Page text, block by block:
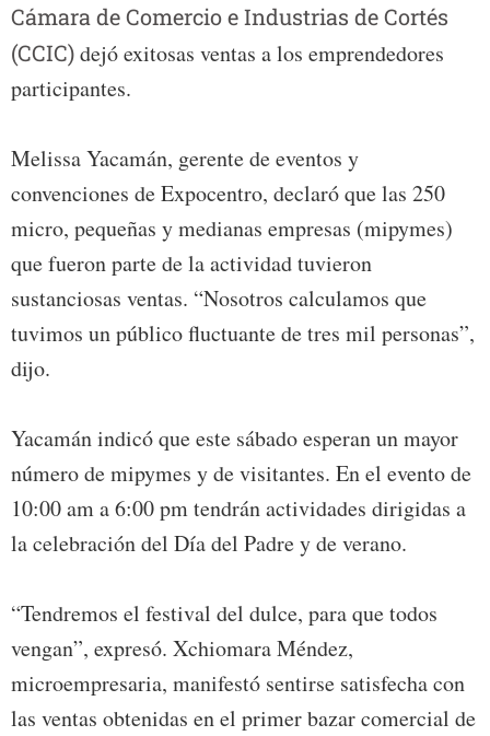
Cámara de Comercio e Industrias de Cortés
(CCIC)dejó exitosas ventas a los emprendedores
participantes.
Melissa Yacamán, gerente de eventos y
convenciones de Expocentro, declaró que las 250
micro, pequeñas y medianas empresas (mipymes)
que fueron parte de la actividad tuvieron
sustanciosas ventas. “Nosotros calculamos que
tuvimos un público fluctuante de tres mil personas”,
dijo.
Yacamán indicó que este sábado esperan un mayor
número de mipymes y de visitantes. En el evento de
10:00 am a 6:00 pm tendrán actividades dirigidas a
la celebración del Día del Padre y de verano.
“Tendremos el festival del dulce, para que todos
vengan”, expresó. Xchiomara Méndez,
microempresaria, manifestó sentirse satisfecha con
las ventas obtenidas en el primer bazar comercial de